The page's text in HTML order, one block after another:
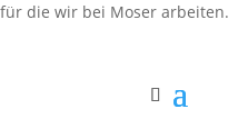
die wir bei Moser arbeiten.